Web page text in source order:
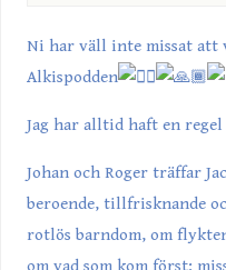
Ni har väll inte missat att
Alkispodden
Jag har alltid haft en
Johan och Roger träffar
beroende, tillfrisknande
rotlös barndom, om